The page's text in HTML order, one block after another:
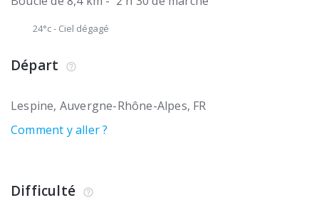
24°c- Ciel dégagé
Départ
Lespine Auvergne-Rhône-Alpes FR
Comment y aller ?
Difficulté